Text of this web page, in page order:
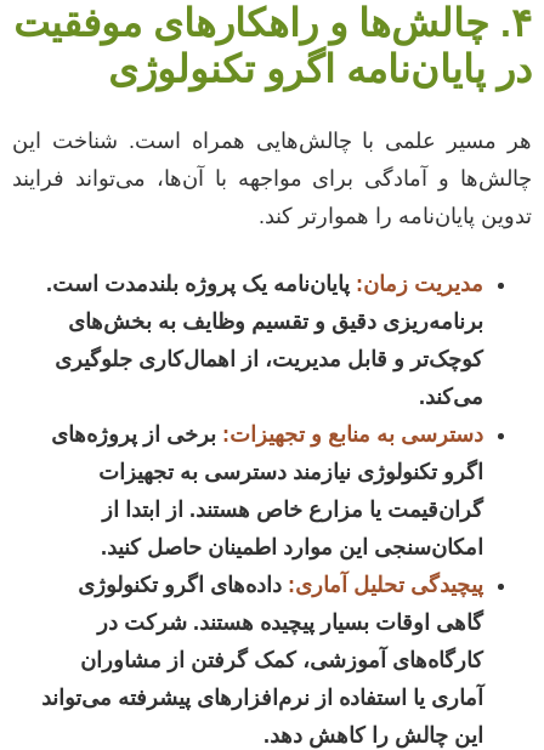
۴. چالش‌ها و راهکارهای موفقیت
در پایان‌نامه اگرو تکنولوژی
هر مسیر علمی با چالش‌هایی همراه است. شناخت این
چالش‌ها و آمادگی برای مواجهه با آن‌ها، می‌تواند فرایند
تدوین پایان‌نامه را هموارتر کند.
مدیریت زمان: پایان‌نامه یک پروژه بلندمدت است.
برنامه‌ریزی دقیق و تقسیم وظایف به بخش‌های
کوچک‌تر و قابل مدیریت، از اهمال‌کاری جلوگیری
می‌کند.
دسترسی به منابع و تجهیزات: برخی از پروژه‌های
اگرو تکنولوژی نیازمند دسترسی به تجهیزات
گران‌قیمت یا مزارع خاص هستند. از ابتدا از
امکان‌سنجی این موارد اطمینان حاصل کنید.
پیچیدگی تحلیل آماری: داده‌های اگرو تکنولوژی
گاهی اوقات بسیار پیچیده هستند. شرکت در
کارگاه‌های آموزشی، کمک گرفتن از مشاوران
آماری یا استفاده از نرم‌افزارهای پیشرفته می‌تواند
این چالش را کاهش دهد.